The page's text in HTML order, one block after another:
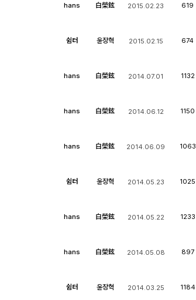
hans 白榮鉉 2015.02.23 619
쉼터 윤장혁 2015.02.15 674
hans 白榮鉉 2014.07.01 1132
hans 白榮鉉 2014.06.12 1150
hans 白榮鉉 2014.06.09 1063
쉼터 윤장혁 2014.05.23 1025
hans 白榮鉉 2014.05.22 1233
hans 白榮鉉 2014.05.08 897
쉼터 윤장혁 2014.03.25 1184